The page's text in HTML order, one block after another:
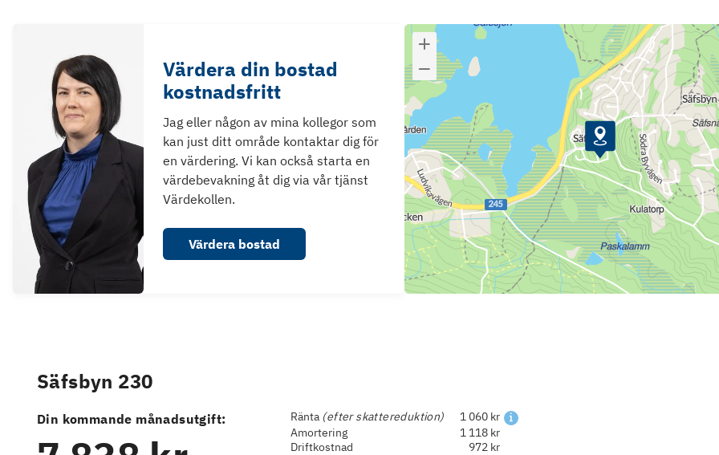
Värdera din bostad
kostnadsfritt
Jag eller någon av mina kollegor som
kan just ditt område kontaktar dig för
en värdering. Vi kan också starta en
värdebevakning åt dig via vår tjänst
Värdekollen.
Värdera bostad
Säfsbyn 230
Din kommande månadsutgift: Ränta (efter skattereduktion)
1 060 kr
Amortering
1 118 kr
Driftkostnad
972 kr